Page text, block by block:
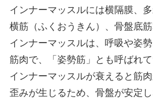
インナーマッスルには横隔膜、
横筋（ふくおうきん）、骨盤底筋
インナーマッスルは、呼吸や姿
筋肉で、「姿勢筋」とも呼ばれて
インナーマッスルが衰えると筋
歪みが生じるため、骨盤が安定